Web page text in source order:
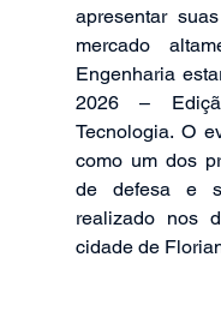
apresentar
mercado
Engenharia
2026 –
Tecnologia. O
como um dos
de defesa e
realizado nos
cidade de